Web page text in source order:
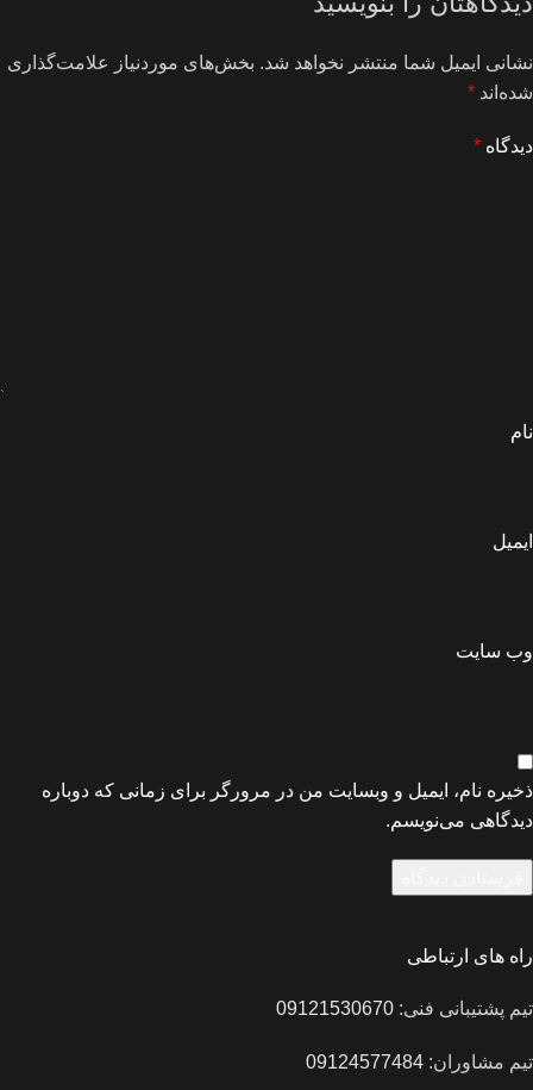
نشانی ایمیل شما منتشر نخواهد شد. بخش‌های موردنیاز علامت‌گذاری
شده‌اند *
دیدگاه *
نام
ایمیل
وب‌ سایت
ذخیره نام، ایمیل و وبسایت من در مرورگر برای زمانی که دوباره
دیدگاهی می‌نویسم.
راه های ارتباطی
تیم پشتیبانی فنی: 09121530670
تیم مشاوران: 09124577484